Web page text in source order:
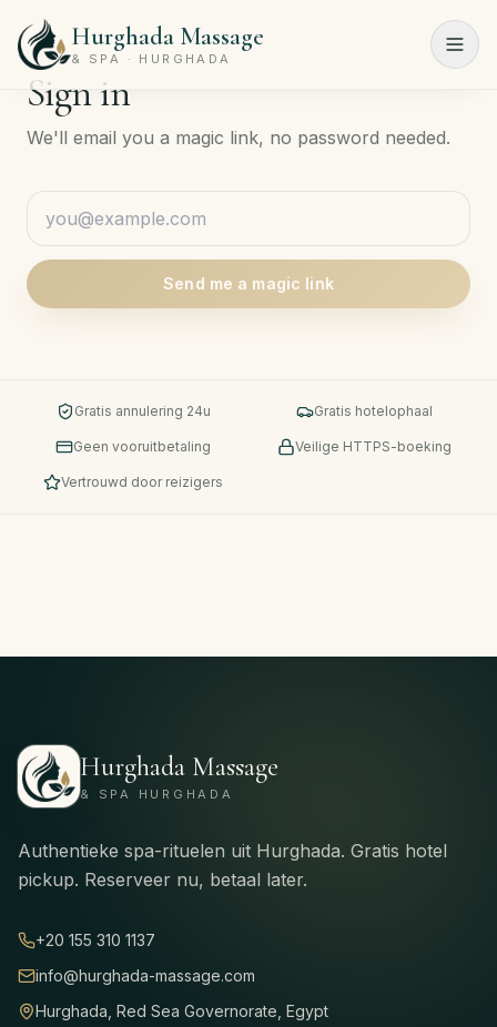
Hurghada Massage
& SPA · HURGHADA
Menu
Home
Schoonheidssalon
Prijslijst
Contact
Sign in
We'll email you a magic link, no password needed.
Send me a magic link
Gratis annulering 24u Gratis hotelophaal
Geen vooruitbetaling Veilige HTTPS-boeking
Vertrouwd door reizigers
Hurghada Massage
& SPA HURGHADA
Authentieke spa-rituelen uit Hurghada. Gratis hotel
pickup. Reserveer nu, betaal later.
+20 155 310 1137
info@hurghada-massage.com
Hurghada, Red Sea Governorate, Egypt